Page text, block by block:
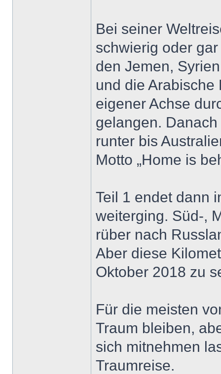
Bei seiner
schwierig oder
den Jemen,
und die
eigener Achse
gelangen.
runter bis
Motto „Home is
Teil 1 endet dann
weiterging. Süd-,
rüber nach
Aber diese
Oktober 2018 zu
Für die meisten
Traum bleiben,
sich mitnehmen
Traumreise.